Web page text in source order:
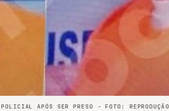
APÓS SER PRESO - FOTO: REPRODUÇÃO